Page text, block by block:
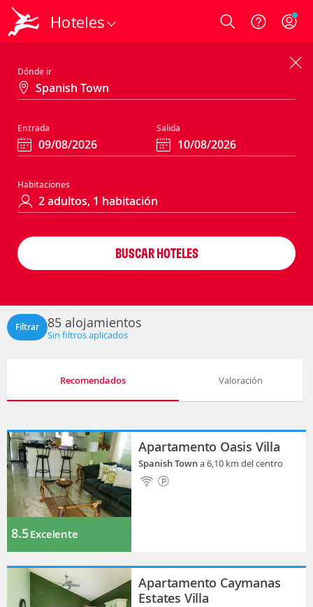
Hoteles Login
Dónde ir
Entrada Salida
Habitaciones
BUSCAR HOTELES
Filtrar 85 alojamientos
Sin filtros aplicados
Recomendados Valoración
8.5Excelente
Apartamento Oasis Villa
Spanish Towna 6,10 km del centro
Apartamento Caymanas
Estates Villa